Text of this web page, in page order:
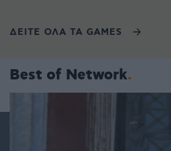
ΔΕΙΤΕ ΟΛΑ ΤΑ GAMES
Best of Network